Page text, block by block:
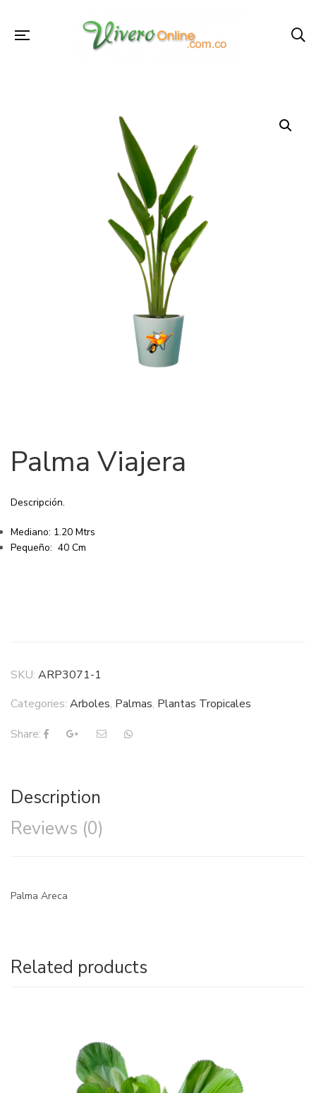
Palma Viajera
Descripción.
Mediano: 1.20 Mtrs
Pequeño: 40 Cm
SKU: ARP3071-1
Categories: Arboles, Palmas, Plantas Tropicales
Share:
Description
Reviews (0)
Palma Areca
Related products